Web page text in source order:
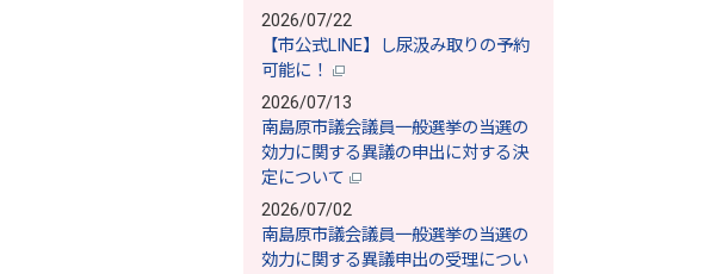
2026/07/22
【市公式LINE】し尿汲み取りの予約
可能に！
2026/07/13
南島原市議会議員一般選挙の当選の
効力に関する異議の申出に対する決
定について
2026/07/02
南島原市議会議員一般選挙の当選の
効力に関する異議申出の受理につい